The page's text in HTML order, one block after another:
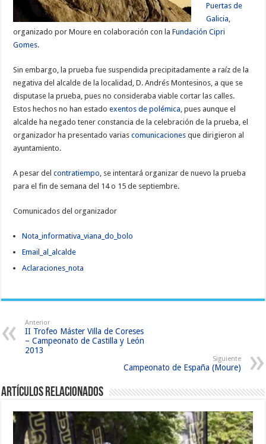
Puertas de
Galicia,
organizado por Moure en colaboración con laFundación Cipri
Gomes.
Sin embargo, la prueba fue suspendida precipitadamente a raíz de la
negativa del alcalde de la localidad, D. Andrés Montesinos, a que se
disputase la prueba, pues no consideraba viable cortar las calles.
Estos hechos no han estado exentos de polémica, pues aunque el
alcalde ha negado tener constancia de la celebración de la prueba, el
organizador ha presentado variascomunicaciones que dirigieron al
ayuntamiento.
A pesar delcontratiempo, se intentará organizar de nuevo la prueba
para el fin de semana del 14 o 15 de septiembre.
Comunicados del organizador
Nota_informativa_viana_do_bolo
Email_al_alcalde
Aclaraciones_nota
Anterior
II Trofeo Máster Villa de Coreses
– Campeonato de Castilla y León
2013
Siguiente
Campeonato de España (Moure)
Artículos relacionados